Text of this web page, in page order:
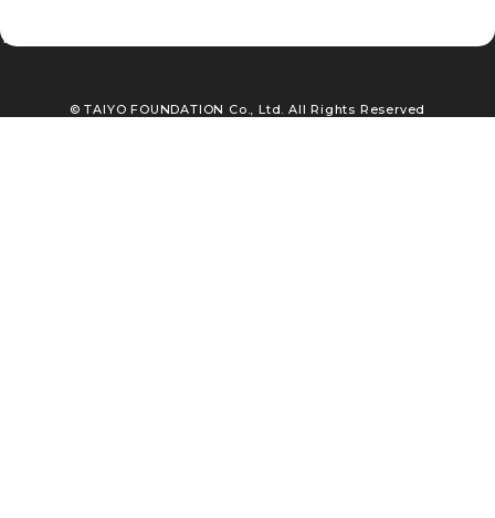
TEL : 03-3663-5561
© TAIYO FOUNDATION Co., Ltd. All Rights Reserved